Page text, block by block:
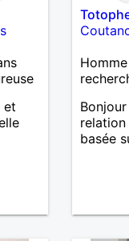
et
relation
basée